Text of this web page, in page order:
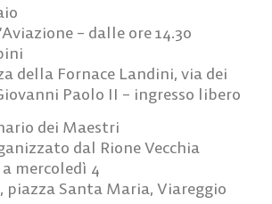
– dalle ore 14.30
della Fornace Landini, via dei
Paolo II – ingresso libero
dei Maestri
dal Rione Vecchia
mercoledì 4
piazza Santa Maria, Viareggio